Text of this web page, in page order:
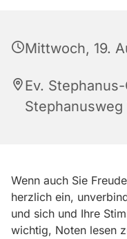
Mittwoch, 19.
Ev.
Wenn auch Sie
herzlich ein,
und sich und Ihre
wichtig, Noten lesen